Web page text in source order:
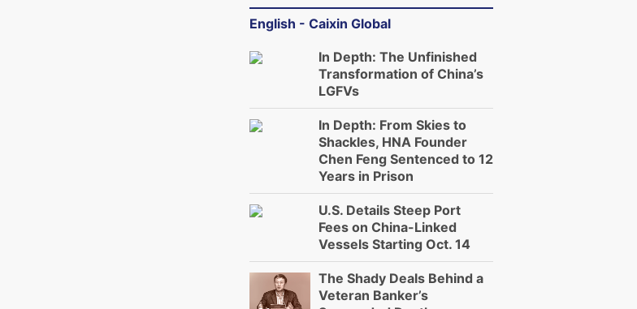
English - Caixin Global
In Depth: The Unfinished
Transformation of China’s
LGFVs
In Depth: From Skies to
Shackles, HNA Founder
Chen Feng Sentenced to 12
Years in Prison
U.S. Details Steep Port
Fees on China-Linked
Vessels Starting Oct. 14
The Shady Deals Behind a
Veteran Banker’s